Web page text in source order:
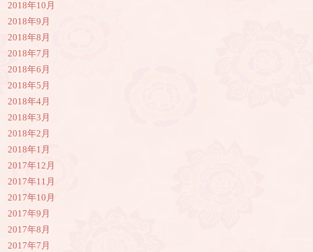
2018年10月
2018年9月
2018年8月
2018年7月
2018年6月
2018年5月
2018年4月
2018年3月
2018年2月
2018年1月
2017年12月
2017年11月
2017年10月
2017年9月
2017年8月
2017年7月